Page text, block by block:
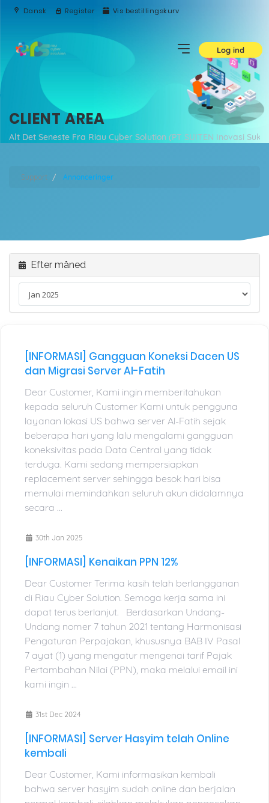
Dansk Register Vis bestillingskurv
Log ind
CLIENT AREA
Alt Det Seneste Fra Riau Cyber Solution (PT SUITEN Inovasi
Support Annonceringer
Efter måned
[INFORMASI] Gangguan Koneksi Dacen US
dan Migrasi Server Al-Fatih
Dear Customer, Kami ingin memberitahukan
kepada seluruh Customer Kami untuk pengguna
layanan lokasi US bahwa server Al-Fatih sejak
beberapa hari yang lalu mengalami gangguan
koneksivitas pada Data Central yang tidak
terduga. Kami sedang mempersiapkan
replacement server sehingga besok hari bisa
memulai memindahkan seluruh akun didalamnya
secara ...
30th Jan 2025
[INFORMASI] Kenaikan PPN 12%
Dear Customer Terima kasih telah berlangganan
di Riau Cyber Solution. Semoga kerja sama ini
dapat terus berlanjut. Berdasarkan Undang-
Undang nomer 7 tahun 2021 tentang Harmonisasi
Pengaturan Perpajakan, khususnya BAB IV Pasal
7 ayat (1) yang mengatur mengenai tarif Pajak
Pertambahan Nilai (PPN), maka melalui email ini
kami ingin ...
31st Dec 2024
[INFORMASI] Server Hasyim telah Online
kembali
Dear Customer, Kami informasikan kembali
bahwa server hasyim sudah online dan berjalan